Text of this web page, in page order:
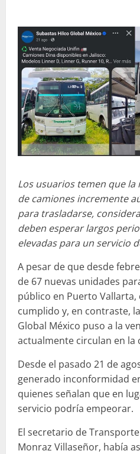
Los usuarios temen que
de camiones incremente
para trasladarse,
deben esperar largos
elevadas para un servicio
A pesar de que desde
de 67 nuevas unidades
público en Puerto
cumplido y, en contraste,
Global México puso a la
actualmente circulan en la
Desde el pasado 21 de
generado inconformidad
quienes señalan que en
servicio podría empeorar.
El secretario de
Monraz Villaseñor, había